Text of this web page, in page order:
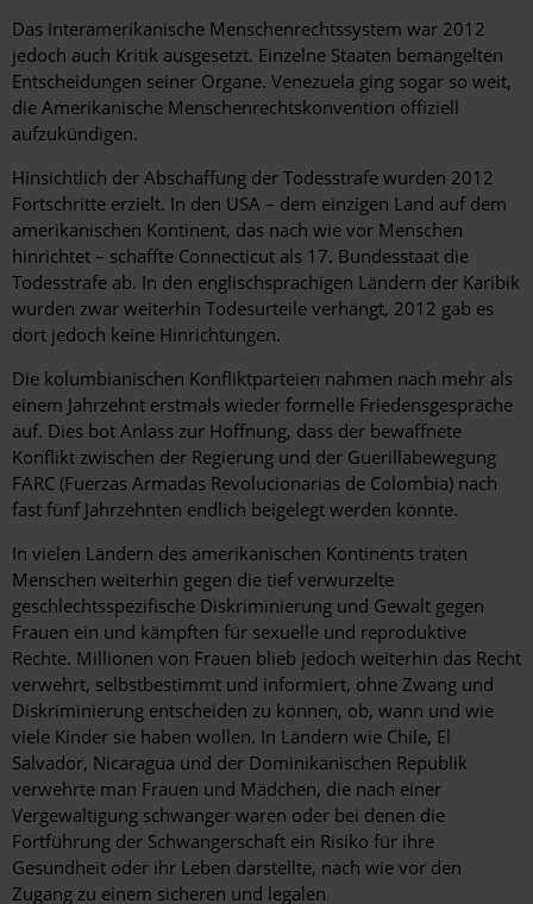
Das Interamerikanische Menschenrechtssystem war 2012
jedoch auch Kritik ausgesetzt. Einzelne Staaten bemängelten
Entscheidungen seiner Organe. Venezuela ging sogar so weit,
die Amerikanische Menschenrechtskonvention offiziell
aufzukündigen.
Hinsichtlich der Abschaffung der Todesstrafe wurden 2012
Fortschritte erzielt. In den USA – dem einzigen Land auf dem
amerikanischen Kontinent, das nach wie vor Menschen
hinrichtet – schaffte Connecticut als 17. Bundesstaat die
Todesstrafe ab. In den englischsprachigen Ländern der Karibik
wurden zwar weiterhin Todesurteile verhängt, 2012 gab es
dort jedoch keine Hinrichtungen.
Die kolumbianischen Konfliktparteien nahmen nach mehr als
einem Jahrzehnt erstmals wieder formelle Friedensgespräche
auf. Dies bot Anlass zur Hoffnung, dass der bewaffnete
Konflikt zwischen der Regierung und der Guerillabewegung
FARC (Fuerzas Armadas Revolucionarias de Colombia) nach
fast fünf Jahrzehnten endlich beigelegt werden könnte.
In vielen Ländern des amerikanischen Kontinents traten
Menschen weiterhin gegen die tief verwurzelte
geschlechtsspezifische Diskriminierung und Gewalt gegen
Frauen ein und kämpften für sexuelle und reproduktive
Rechte. Millionen von Frauen blieb jedoch weiterhin das Recht
verwehrt, selbstbestimmt und informiert, ohne Zwang und
Diskriminierung entscheiden zu können, ob, wann und wie
viele Kinder sie haben wollen. In Ländern wie Chile, El
Salvador, Nicaragua und der Dominikanischen Republik
verwehrte man Frauen und Mädchen, die nach einer
Vergewaltigung schwanger waren oder bei denen die
Fortführung der Schwangerschaft ein Risiko für ihre
Gesundheit oder ihr Leben darstellte, nach wie vor den
Zugang zu einem sicheren und legalen